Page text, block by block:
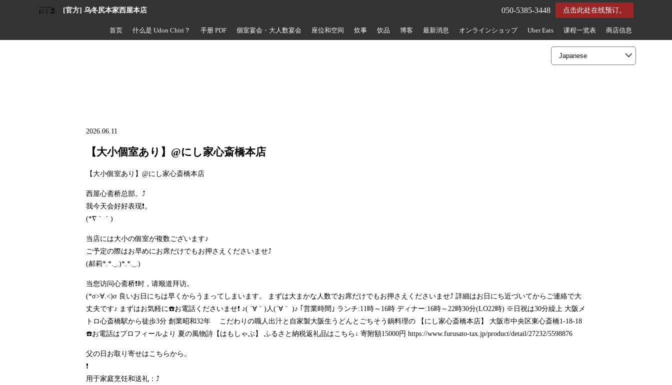
[官方] 乌冬尻本家西屋本店 点击此处在线预订。
050-5385-3448
首页 什么是 Udon Chiri？ 手册 PDF 個室宴会・大人数宴会 座位和空间 炊事 饮品 博客 最新消息 オンラインショップ Uber Eats 课程一览表 商店信息
2026.06.11
【大小個室あり】@にし家心斎橋本店
【大小個室あり】@にし家心斎橋本店
西屋心斋桥总部。⤴️
我今天会好好表现❗。
(*∇｀｀)
当店には大小の個室が複数ございます♪
ご予定の際はお早めにお席だけでもお押さえくださいませ⤴️
(郝莉*.*._.)*.*._.)
当您访问心斋桥❗时，请顺道拜访。
(*σ>∀.<)σ 良いお日にちは早くからうまってしまいます。 まずは大まかな人数でお席だけでもお押さえくださいませ⤴️ 詳細はお日にち近づいてからご連絡で大
丈夫です♪ まずはお気軽に☎️お電話くださいませ❗ ♪( ´∀｀)人(´∀｀ )♪ ｢営業時間｣ ランチ:11時～16時 ディナー:16時～22時30分(LO22時) ※日祝は30分繰上 大阪メ
トロ心斎橋駅から徒歩3分 創業昭和32年 こだわりの職人出汁と自家製大阪生うどんとごちそう鍋料理の 【にし家心斎橋本店】 大阪市中央区東心斎橋1-18-18
☎️お電話はプロフィールより 夏の風物詩【はもしゃぶ】 ふるさと納税返礼品はこちら↓ 寄附額15000円 https://www.furusato-tax.jp/product/detail/27232/5598876
父の日お取り寄せはこちらから。
❗️
用于家庭烹饪和送礼：⤴️